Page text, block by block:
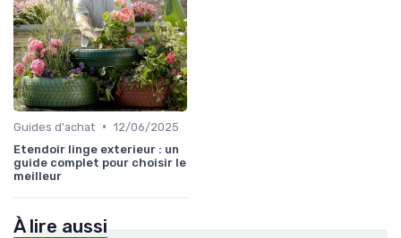
Guides d'achat • 12/06/2025
Etendoir linge exterieur : un
guide complet pour choisir le
meilleur
À lire aussi